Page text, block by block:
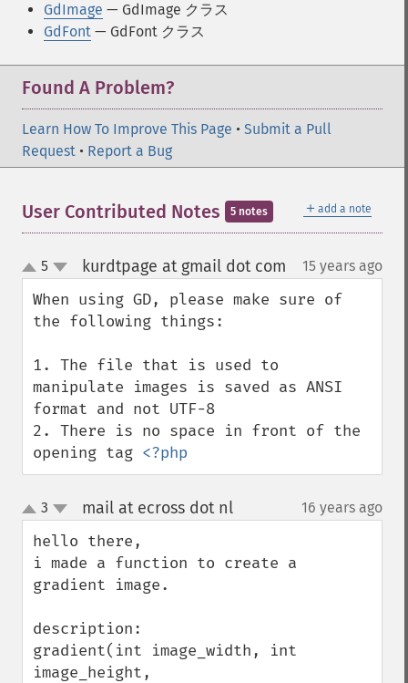
GdImage — GdImage クラス
GdFont — GdFont クラス
Found A Problem?
Learn How To Improve This Page • Submit a Pull
Request • Report a Bug
＋ add a note
User Contributed Notes 5 notes
up
down
5 kurdtpage at gmail dot com 15 years ago
When using GD, please make sure of
the following things:
1. The file that is used to
manipulate images is saved as ANSI
format and not UTF-8
2. There is no space in front of the
opening tag <?php
up
down
3 mail at ecross dot nl¶ 16 years ago
hello there,
i made a function to create a
gradient image.
description:
gradient(int image_width, int
image_height,